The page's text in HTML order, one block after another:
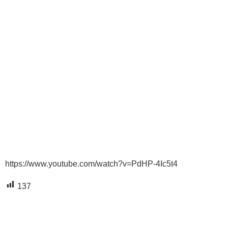
https://www.youtube.com/watch?v=PdHP-4Ic5t4
137